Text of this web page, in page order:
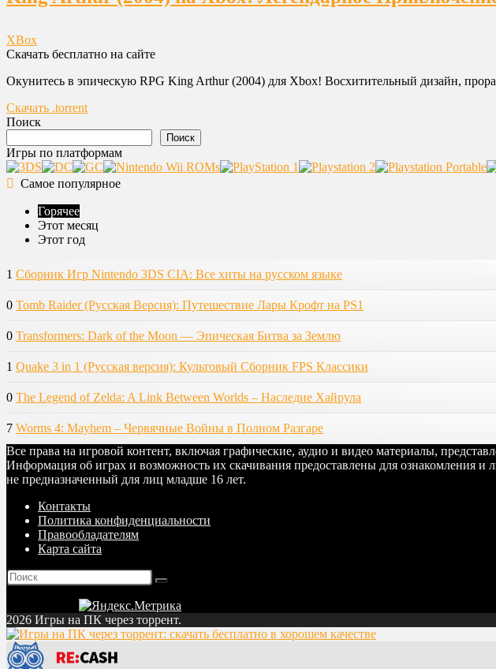
XBox
Скачать бесплатно на сайте
Окунитесь в эпическую RPG King Arthur (2004) для Xbox! Восхитительный дизайн,
Скачать .torrent
Поиск
Поиск
Игры по платформам
Самое популярное
Горячее
Этот месяц
Этот год
1 Сборник Игр Nintendo 3DS CIA: Все хиты на русском языке
0 Tomb Raider (Русская Версия): Путешествие Лары Крофт на PS1
0 Transformers: Dark of the Moon — Эпическая Битва за Землю
1 Quake 3 in 1 (Русская версия): Культовый Сборник FPS Классики
0 The Legend of Zelda: A Link Between Worlds – Наследие Хайрула
7 Worms 4: Mayhem – Червячные Войны в Полном Разгаре
Все права на игровой контент, включая графические, аудио и видео материалы,
Информация об играх и возможность их скачивания предоставлены для ознакомления
не предназначенный для лиц младше 16 лет.
Контакты
Политика конфиденциальности
Правообладателям
Карта сайта
2026 Игры на ПК через торрент.